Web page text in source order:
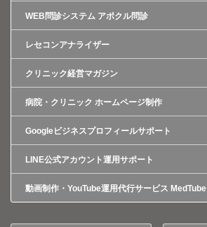
WEB問診システム アポクル問診
レセコンアナライザー
クリニック経営マガジン
病院・クリニック ホームページ制作
Googleビジネスプロフィールサポート
LINE公式アカウント運用サポート
動画制作・YouTube運用代行サービス MedTube